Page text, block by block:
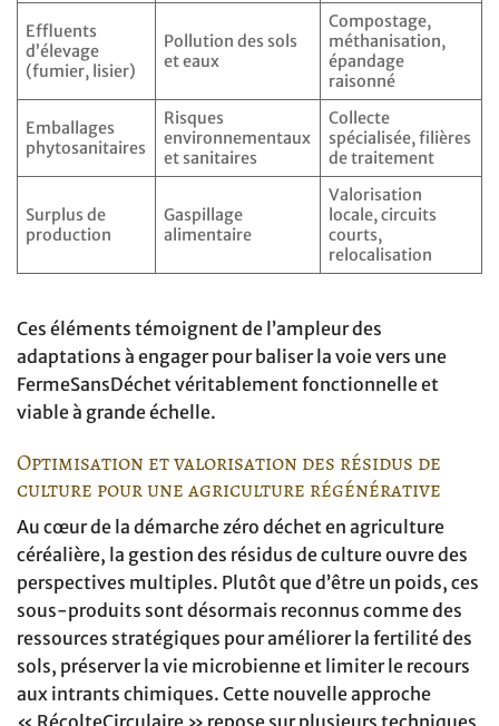
Effluents
d’élevage
(fumier, lisier)
Pollution des sols
et eaux
Compostage,
méthanisation,
épandage
raisonné
Emballages
phytosanitaires
Risques
environnementaux
et sanitaires
Collecte
spécialisée, filières
de traitement
Surplus de
production
Gaspillage
alimentaire
Valorisation
locale, circuits
courts,
relocalisation
Ces éléments témoignent de l’ampleur des
adaptations à engager pour baliser la voie vers une
FermeSansDéchet véritablement fonctionnelle et
viable à grande échelle.
Optimisation et valorisation des résidus de
culture pour une agriculture régénérative
Au cœur de la démarche zéro déchet en agriculture
céréalière, la gestion des résidus de culture ouvre des
perspectives multiples. Plutôt que d’être un poids, ces
sous-produits sont désormais reconnus comme des
ressources stratégiques pour améliorer la fertilité des
sols, préserver la vie microbienne et limiter le recours
aux intrants chimiques. Cette nouvelle approche